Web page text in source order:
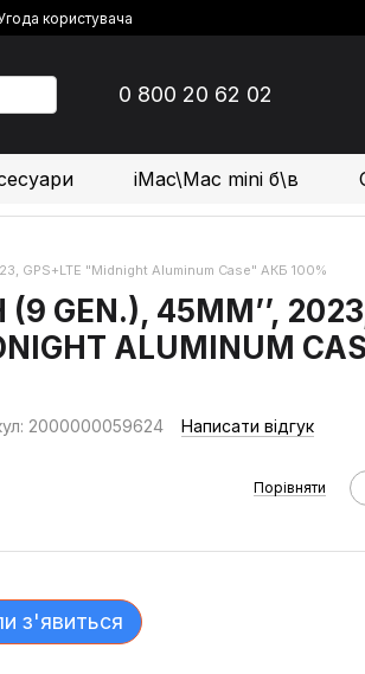
користувача
0 800 20 62 02
iMac\Mac mini б\в
GPS+LTE "Midnight Aluminum Case" АКБ 100%
(9 GEN.), 45MM’’,
ALUMINUM
2000000059624 Написати відгук
Порівняти
з'явиться